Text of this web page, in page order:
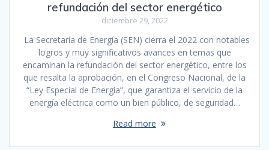
refundación del sector energético
diciembre 29, 2022
La Secretaría de Energía (SEN) cierra el 2022 con notables
logros y muy significativos avances en temas que
encaminan la refundación del sector energético, entre los
que resalta la aprobación, en el Congreso Nacional, de la
“Ley Especial de Energía”, que garantiza el servicio de la
energía eléctrica como un bien público, de seguridad…
Read more